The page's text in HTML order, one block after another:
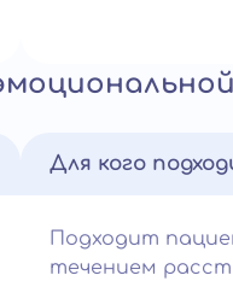
Для кого
Подходит
течением